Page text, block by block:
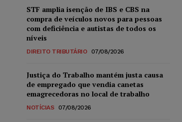
STF amplia isenção de IBS e CBS na
compra de veículos novos para pessoas
com deficiência e autistas de todos os
níveis
DIREITO TRIBUTÁRIO 07/08/2026
Justiça do Trabalho mantém justa causa
de empregado que vendia canetas
emagrecedoras no local de trabalho
NOTÍCIAS 07/08/2026